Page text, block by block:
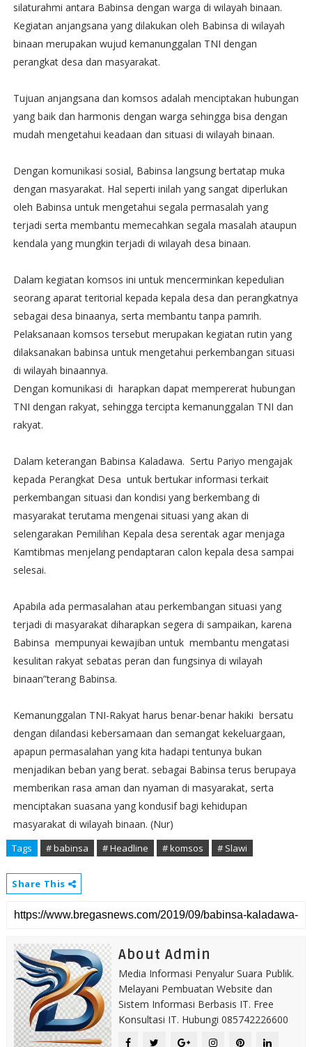
silaturahmi antara Babinsa dengan warga di wilayah binaan.
Kegiatan anjangsana yang dilakukan oleh Babinsa di wilayah
binaan merupakan wujud kemanunggalan TNI dengan
perangkat desa dan masyarakat.
Tujuan anjangsana dan komsos adalah menciptakan hubungan
yang baik dan harmonis dengan warga sehingga bisa dengan
mudah mengetahui keadaan dan situasi di wilayah binaan.
Dengan komunikasi sosial, Babinsa langsung bertatap muka
dengan masyarakat. Hal seperti inilah yang sangat diperlukan
oleh Babinsa untuk mengetahui segala permasalah yang
terjadi serta membantu memecahkan segala masalah ataupun
kendala yang mungkin terjadi di wilayah desa binaan.
Dalam kegiatan komsos ini untuk mencerminkan kepedulian
seorang aparat teritorial kepada kepala desa dan perangkatnya
sebagai desa binaanya, serta membantu tanpa pamrih.
Pelaksanaan komsos tersebut merupakan kegiatan rutin yang
dilaksanakan babinsa untuk mengetahui perkembangan situasi
di wilayah binaannya.
Dengan komunikasi di harapkan dapat mempererat hubungan
TNI dengan rakyat, sehingga tercipta kemanunggalan TNI dan
rakyat.
Dalam keterangan Babinsa Kaladawa. Sertu Pariyo mengajak
kepada Perangkat Desa untuk bertukar informasi terkait
perkembangan situasi dan kondisi yang berkembang di
masyarakat terutama mengenai situasi yang akan di
selengarakan Pemilihan Kepala desa serentak agar menjaga
Kamtibmas menjelang pendaptaran calon kepala desa sampai
selesai.
Apabila ada permasalahan atau perkembangan situasi yang
terjadi di masyarakat diharapkan segera di sampaikan, karena
Babinsa mempunyai kewajiban untuk membantu mengatasi
kesulitan rakyat sebatas peran dan fungsinya di wilayah
binaan”terang Babinsa.
Kemanunggalan TNI-Rakyat harus benar-benar hakiki bersatu
dengan dilandasi kebersamaan dan semangat kekeluargaan,
apapun permasalahan yang kita hadapi tentunya bukan
menjadikan beban yang berat. sebagai Babinsa terus berupaya
memberikan rasa aman dan nyaman di masyarakat, serta
menciptakan suasana yang kondusif bagi kehidupan
masyarakat di wilayah binaan. (Nur)
Tags # babinsa # Headline # komsos # Slawi
Share This
About Admin
Media Informasi Penyalur Suara Publik.
Melayani Pembuatan Website dan
Sistem Informasi Berbasis IT. Free
Konsultasi IT. Hubungi 085742226600